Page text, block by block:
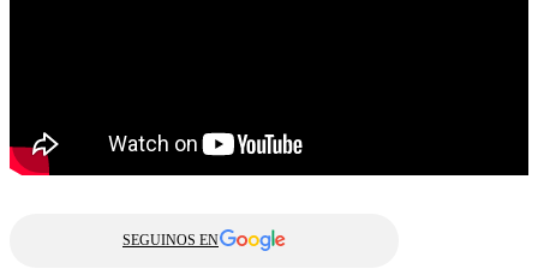
SEGUINOS EN